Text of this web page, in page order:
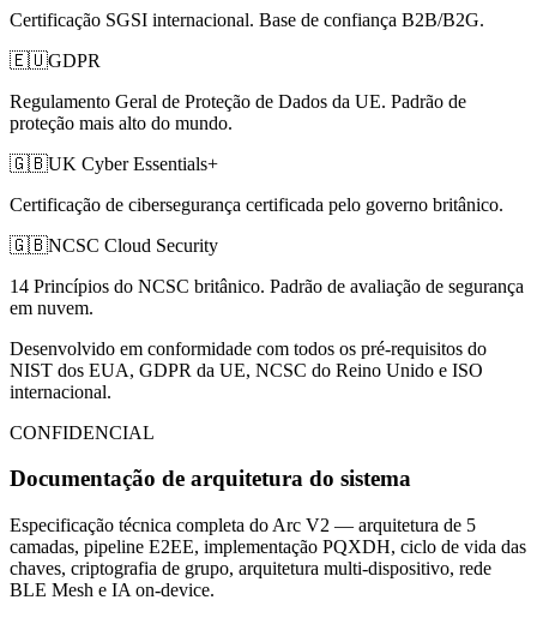
Certificação SGSI internacional. Base de confiança B2B/B2G.
🇪🇺GDPR
Regulamento Geral de Proteção de Dados da UE. Padrão de
proteção mais alto do mundo.
🇬🇧UK Cyber Essentials+
Certificação de cibersegurança certificada pelo governo britânico.
🇬🇧NCSC Cloud Security
14 Princípios do NCSC britânico. Padrão de avaliação de segurança
em nuvem.
Desenvolvido em conformidade com todos os pré-requisitos do
NIST dos EUA, GDPR da UE, NCSC do Reino Unido e ISO
internacional.
CONFIDENCIAL
Documentação de arquitetura do sistema
Especificação técnica completa do Arc V2 — arquitetura de 5
camadas, pipeline E2EE, implementação PQXDH, ciclo de vida das
chaves, criptografia de grupo, arquitetura multi-dispositivo, rede
BLE Mesh e IA on-device.